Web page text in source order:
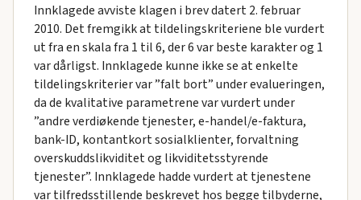
Innklagede avviste klagen i brev datert 2. februar
2010. Det fremgikk at tildelingskriteriene ble vurdert
ut fra en skala fra 1 til 6, der 6 var beste karakter og 1
var dårligst. Innklagede kunne ikke se at enkelte
tildelingskriterier var ”falt bort” under evalueringen,
da de kvalitative parametrene var vurdert under
”andre verdiøkende tjenester, e-handel/e-faktura,
bank-ID, kontantkort sosialklienter, forvaltning
overskuddslikviditet og likviditetsstyrende
tjenester”. Innklagede hadde vurdert at tjenestene
var tilfredsstillende beskrevet hos begge tilbyderne,